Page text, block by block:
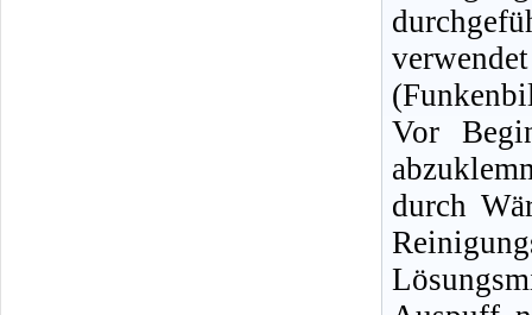
Vor
durch